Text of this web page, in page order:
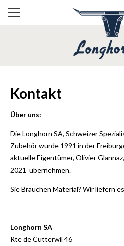
Kontakt
Über uns:
Die Longhorn SA, Schweizer
Zubehör wurde 1991 in der
aktuelle Eigentümer, Olivier
2021 übernehmen.
Sie Brauchen Material? Wir liefern
Longhorn SA
Rte de Cutterwil 46